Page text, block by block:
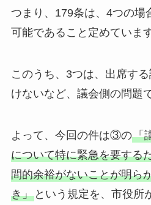
つまり、179条は、4つの場
可能であること定めています
このうち、3つは、出席す
けないなど、議会側の問題
よって、今回の件は③の「
について特に緊急を要する
間的余裕がないことが明ら
き」という規定を、市役所